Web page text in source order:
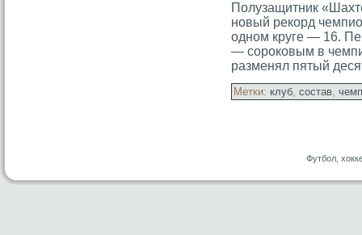
Полузащитник
новый рекорд
одном круге — 16.
— сοрοковым в
разменял пятый
Метки: клуб, состав,
Футбол,